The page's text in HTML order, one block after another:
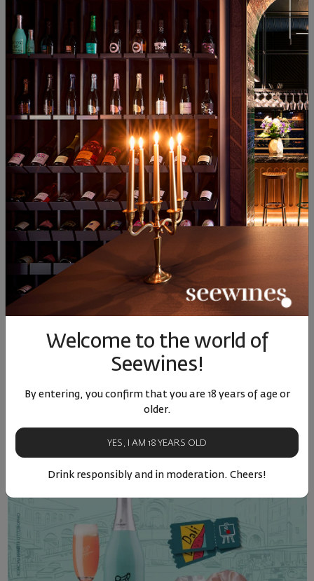
Широка мелнишка лоза – един сорт, а толкова
много истории…
28.08.2024 2 minutes
Нова ракия родена от познанието,
дестилирана от отонел
17.02.2022 2 minutes
Welcome to the world of
Seewines!
By entering, you confirm that you are 18 years of age or
older.
YES, I AM 18 YEARS OLD
Drink responsibly and in moderation. Cheers!